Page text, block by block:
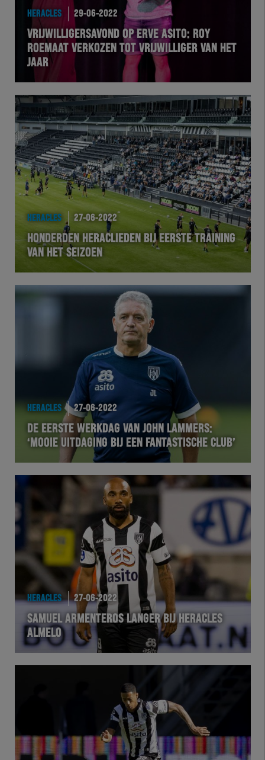
Heracles
BusinessClub
Herakids
Team Zwart Wit
Futsal
eSports
HERACLES 29-06-2022
VRIJWILLIGERSAVOND OP ERVE ASITO: ROY
ROEMAAT VERKOZEN TOT VRIJWILLIGER VAN HET
JAAR
HERACLES 27-06-2022
HONDERDEN HERACLIEDEN BIJ EERSTE TRAINING
VAN HET SEIZOEN
HERACLES 27-06-2022
DE EERSTE WERKDAG VAN JOHN LAMMERS:
‘MOOIE UITDAGING BIJ EEN FANTASTISCHE CLUB’
HERACLES 27-06-2022
SAMUEL ARMENTEROS LANGER BIJ HERACLES
ALMELO